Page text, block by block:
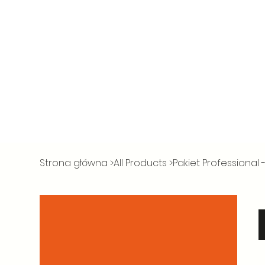
Strona główna >All Products >Pakiet Professional